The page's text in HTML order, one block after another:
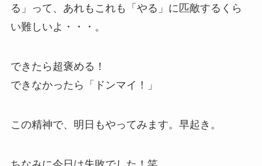
る」って、あれもこれも「やる」に匹敵するくら
い難しいよ・・・。
できたら超褒める！
できなかったら「ドンマイ！」
この精神で、明日もやってみます。早起き。